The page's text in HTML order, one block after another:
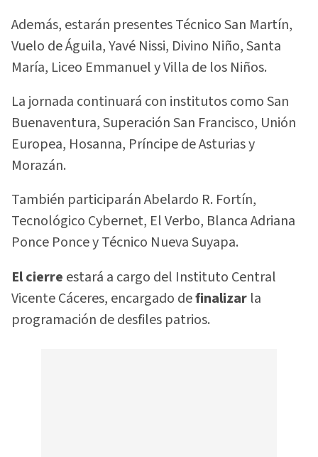
Además, estarán presentes Técnico San Martín,
Vuelo de Águila, Yavé Nissi, Divino Niño, Santa
María, Liceo Emmanuel y Villa de los Niños.
La jornada continuará con institutos como San
Buenaventura, Superación San Francisco, Unión
Europea, Hosanna, Príncipe de Asturias y
Morazán.
También participarán Abelardo R. Fortín,
Tecnológico Cybernet, El Verbo, Blanca Adriana
Ponce Ponce y Técnico Nueva Suyapa.
El cierre estará a cargo del Instituto Central
Vicente Cáceres, encargado definalizar la
programación de desfiles patrios.